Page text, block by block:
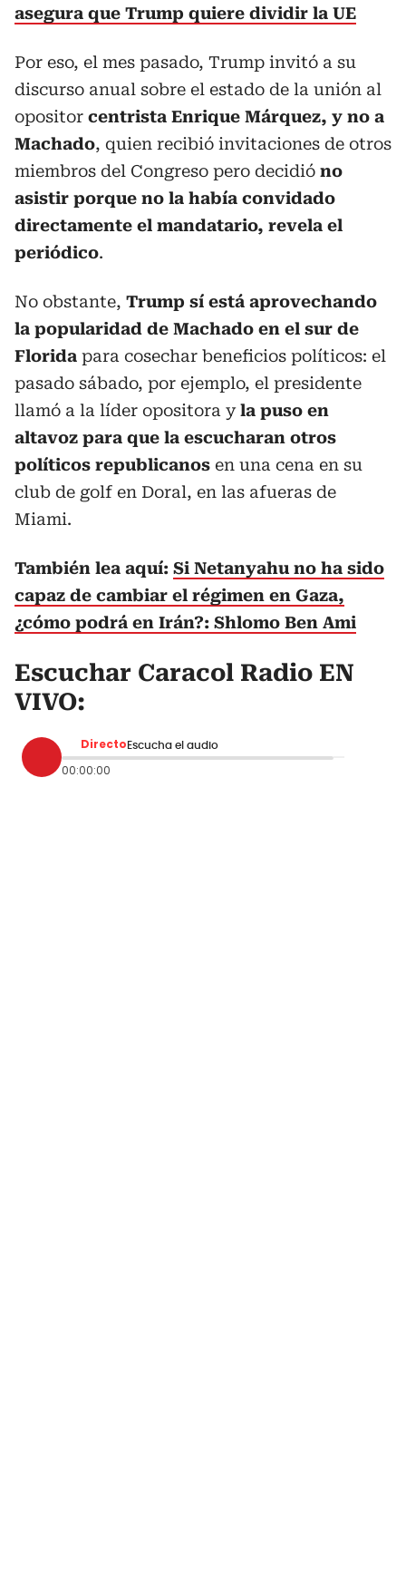
asegura que Trump quiere dividir la UE
Por eso, el mes pasado, Trump invitó a su
discurso anual sobre el estado de la unión al
opositor centrista Enrique Márquez, y no a
Machado, quien recibió invitaciones de otros
miembros del Congreso pero decidió no
asistir porque no la había convidado
directamente el mandatario, revela el
periódico.
No obstante, Trump sí está aprovechando
la popularidad de Machado en el sur de
Florida para cosechar beneficios políticos: el
pasado sábado, por ejemplo, el presidente
llamó a la líder opositora yla puso en
altavoz para que la escucharan otros
políticos republicanos en una cena en su
club de golf en Doral, en las afueras de
Miami.
También lea aquí: Si Netanyahu no ha sido
capaz de cambiar el régimen en Gaza,
¿cómo podrá en Irán?: Shlomo Ben Ami
Escuchar Caracol Radio EN
VIVO:
Directo Escucha el audio
00:00:00